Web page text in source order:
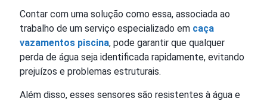
Contar com uma solução como essa, associada ao
trabalho de um serviço especializado em caça
vazamentos piscina, pode garantir que qualquer
perda de água seja identificada rapidamente, evitando
prejuízos e problemas estruturais.
Além disso, esses sensores são resistentes à água e